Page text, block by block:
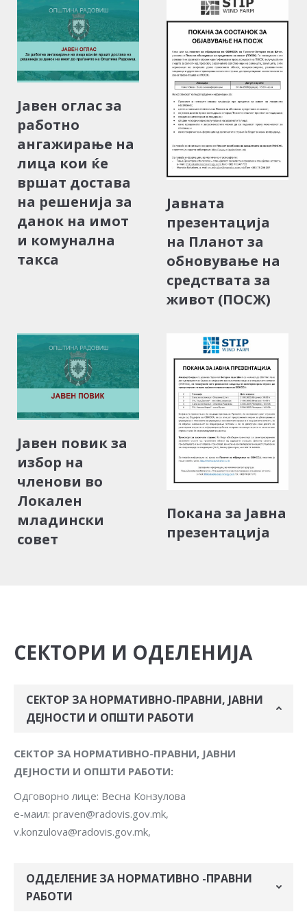
Јавен оглас за
работно
ангажирање на
лица кои ќе
вршат достава
на решенија за
данок на имот
и комунална
такса
Јавната
презентација
на Планот за
обновување на
средствата за
живот (ПОСЖ)
Јавен повик за
избор на
членови во
Локален
младински
совет
Покана за Јавна
презентација
СЕКТОРИ И ОДЕЛЕНИЈА
СЕКТОР ЗА НОРМАТИВНО-ПРАВНИ, ЈАВНИ
ДЕЈНОСТИ И ОПШТИ РАБОТИ
СЕКТОР ЗА НОРМАТИВНО-ПРАВНИ, ЈАВНИ
ДЕЈНОСТИ И ОПШТИ РАБОТИ:
Одговорно лице: Весна Конзулова
е-маил: praven@radovis.gov.mk,
v.konzulova@radovis.gov.mk,
ОДДЕЛЕНИЕ ЗА НОРМАТИВНО -ПРАВНИ
РАБОТИ